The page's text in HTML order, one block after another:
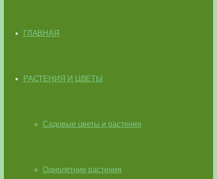
ГЛАВНАЯ
РАСТЕНИЯ И ЦВЕТЫ
Садовые цветы и растения
Однолетние растения